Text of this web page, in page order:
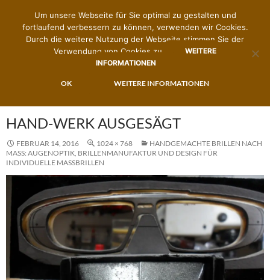
HAND-WERK AUSGESÄGT
FEBRUAR 14, 2016 1024 × 768
HANDGEMACHTE BRILLEN NACH
MASS: AUGENOPTIK, BRILLENMANUFAKTUR UND DESIGN FÜR I
NDIVIDUELLE MASSBRILLEN
Um unsere Webseite für Sie optimal zu gestalten und
fortlaufend verbessern zu können, verwenden wir Cookies.
Durch die weitere Nutzung der Webseite stimmen Sie der
Verwendung von Cookies zu.
WEITERE
INFORMATIONEN
OK WEITERE INFORMATIONEN